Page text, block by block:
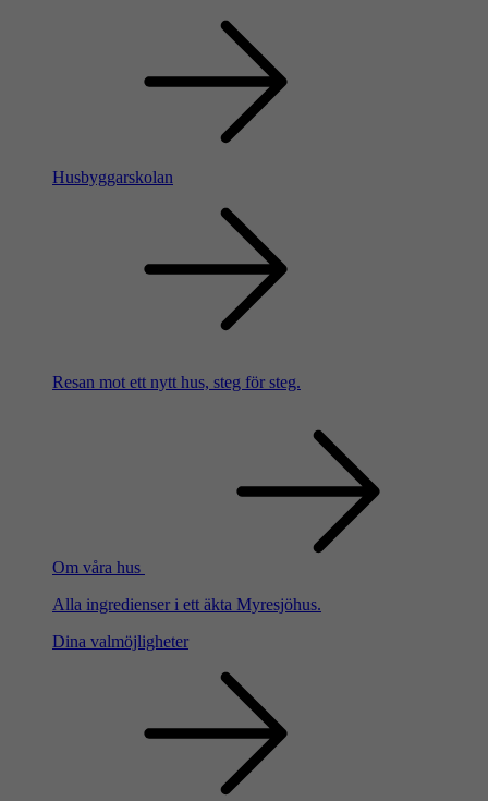
Husbyggarskolan
Resan mot ett nytt hus, steg för steg.
Om våra hus
Alla ingredienser i ett äkta Myresjöhus.
Dina valmöjligheter